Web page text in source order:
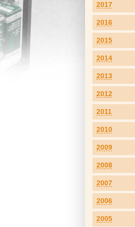
2017
2016
2015
2014
2013
2012
2011
2010
2009
2008
2007
2006
2005